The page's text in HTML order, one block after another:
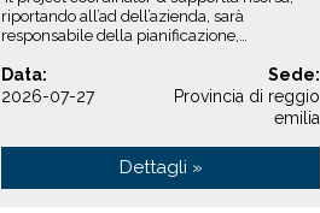
riportando all’ad dell’azienda, sarà
responsabile della pianificazione,
Data:
2026-07-27
Sede:
Provincia di reggio
emilia
Dettagli »